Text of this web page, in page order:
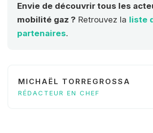
Envie de découvrir tous les
mobilité gaz ? Retrouvez la liste
partenaires.
MICHAËL TORREGROSSA
RÉDACTEUR EN CHEF